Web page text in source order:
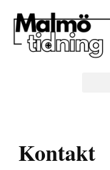
Kontakt